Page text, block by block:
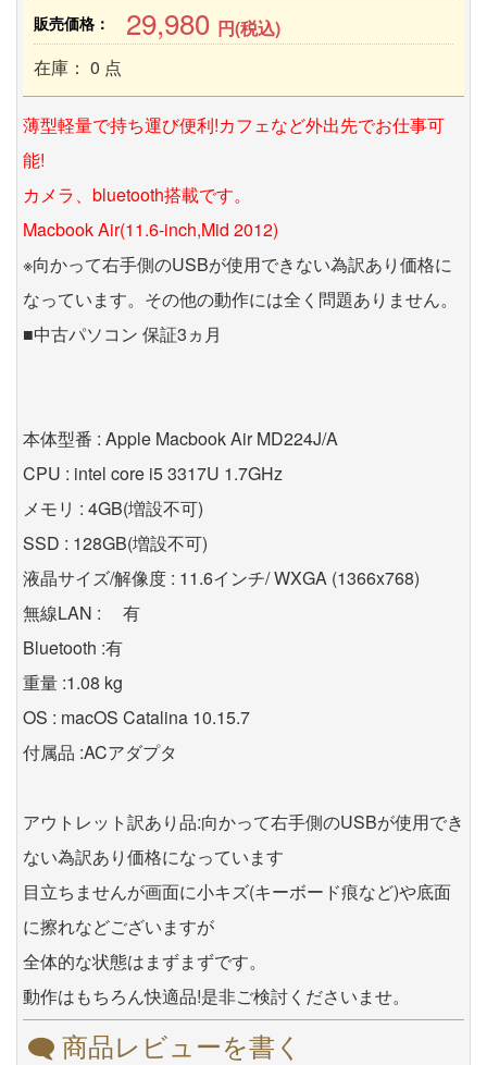
販売価格： 29,980 円(税込)
在庫： 0 点
薄型軽量で持ち運び便利!カフェなど外出先でお仕事可
能!
カメラ、bluetooth搭載です。
Macbook Air(11.6-inch,Mid 2012)
※向かって右手側のUSBが使用できない為訳あり価格に
なっています。その他の動作には全く問題ありません。
■中古パソコン 保証3ヵ月
本体型番 : Apple Macbook Air MD224J/A
CPU : intel core i5 3317U 1.7GHz
メモリ : 4GB(増設不可)
SSD : 128GB(増設不可)
液晶サイズ/解像度 : 11.6インチ/ WXGA (1366x768)
無線LAN : 有
Bluetooth :有
重量 :1.08 kg
OS : macOS Catalina 10.15.7
付属品 :ACアダプタ
アウトレット訳あり品:向かって右手側のUSBが使用でき
ない為訳あり価格になっています
目立ちませんが画面に小キズ(キーボード痕など)や底面
に擦れなどございますが
全体的な状態はまずまずです。
動作はもちろん快適品!是非ご検討くださいませ。
商品レビューを書く